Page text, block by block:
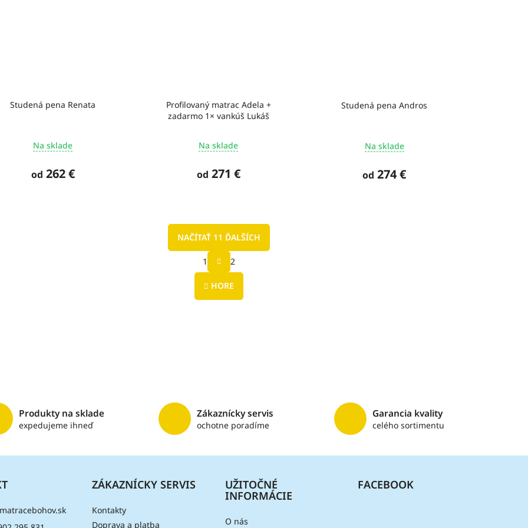
Studená pena Renata
Na sklade
od 262 €
Profilovaný matrac Adela +
zadarmo 1× vankúš Lukáš
Na sklade
od 271 €
Studená pena Andros
Na sklade
od 274 €
O
l
á
y
v
i
NAČÍTAŤ 11 ĎALŠÍCH
t
á
1 2
HORE
Produkty na sklade
expedujeme ihneď
Zákaznícky servis
ochotne poradíme
Garancia kvality
celého sortimentu
matracebohov.sk
ZÁKAZNÍCKY SERVIS
Kontakty
Doprava a platba
UŽITOČNÉ
INFORMÁCIE
O nás
FACEBOOK